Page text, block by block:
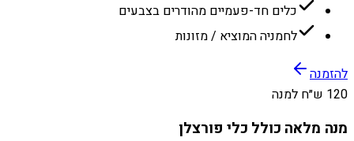
כלים חד-פעמיים מהודרים בצבעים
לחמניה המוציא / מזונות
להזמנה
120 ש״ח למנה
מנה מלאה כולל כלי פורצלן